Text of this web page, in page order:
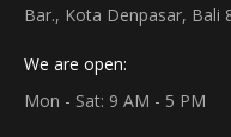
Bar., Kota Denpasar, Bali
We are open:
Mon - Sat: 9 AM - 5 PM